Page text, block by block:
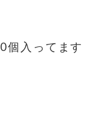
個入ってます